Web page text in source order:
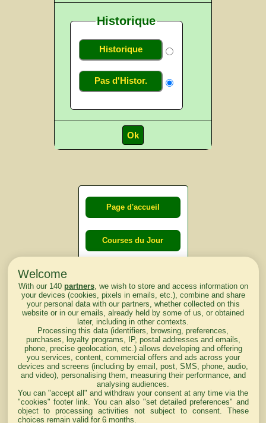
Historique
Historique
Pas d'Histor.
Page d'accueil
Courses du Jour
lendemain
Courses
d'aujourd'hui
Haut de Page
Welcome
With our 140 partners, we wish to store and access information on
your devices (cookies, pixels in emails, etc.), combine and share
your personal data with our partners, whether collected on this
website or in our emails, already held by some of us, or obtained
later, including in other contexts.
Processing this data (identifiers, browsing, preferences,
purchases, loyalty programs, IP, postal addresses and emails,
phone, precise geolocation, etc.) allows developing and offering
you services, content, commercial offers and ads across your
devices and screens (including by email, post, SMS, phone, audio,
and video), personalising them, measuring their performance, and
analysing audiences.
You can "accept all" and withdraw your consent at any time via the
"cookies" footer link . You can also "set detailed preferences" and
object to processing activities not subject to consent. These
choices remain valid for 6 months.